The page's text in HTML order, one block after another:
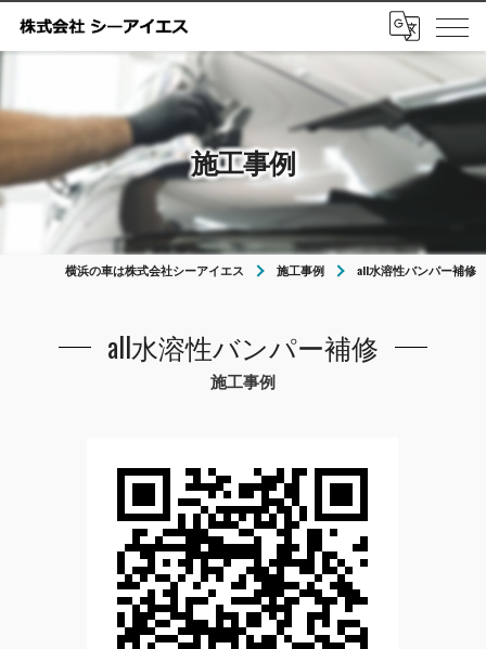
施工事例
横浜の車は株式会社シーアイエス 施工事例 all水溶性バンパー補修
施工事例
all水溶性バンパー補修